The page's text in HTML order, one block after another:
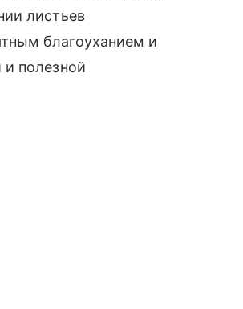
листьев
благоуханием и
полезной